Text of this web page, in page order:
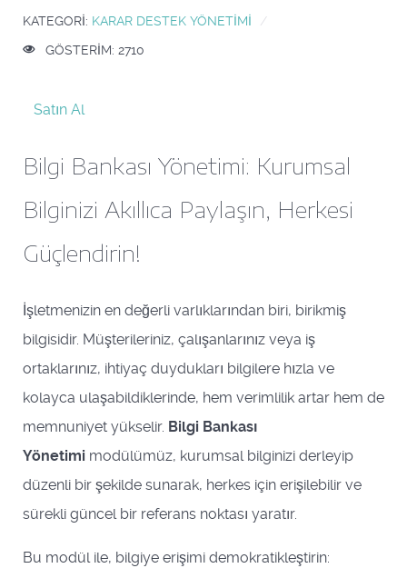
KATEGORI: KARAR DESTEK YÖNETIMI
GÖSTERIM: 2710
Satın Al
Bilgi Bankası Yönetimi: Kurumsal
Bilginizi Akıllıca Paylaşın, Herkesi
Güçlendirin!
İşletmenizin en değerli varlıklarından biri, birikmiş
bilgisidir. Müşterileriniz, çalışanlarınız veya iş
ortaklarınız, ihtiyaç duydukları bilgilere hızla ve
kolayca ulaşabildiklerinde, hem verimlilik artar hem de
memnuniyet yükselir. Bilgi Bankası
Yönetimi modülümüz, kurumsal bilginizi derleyip
düzenli bir şekilde sunarak, herkes için erişilebilir ve
sürekli güncel bir referans noktası yaratır.
Bu modül ile, bilgiye erişimi demokratikleştirin: